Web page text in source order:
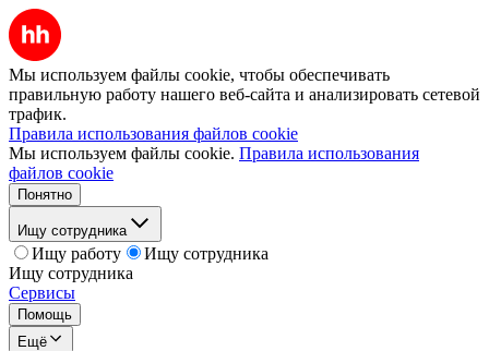
Мы используем файлы cookie, чтобы обеспечивать
правильную работу нашего веб-сайта и анализировать сетевой
трафик.
Правила использования файлов cookie
Мы используем файлы cookie. Правила использования
файлов cookie
Понятно
Ищу сотрудника
Ищу работу
Ищу сотрудника
Ищу сотрудника
Сервисы
Помощь
Ещё